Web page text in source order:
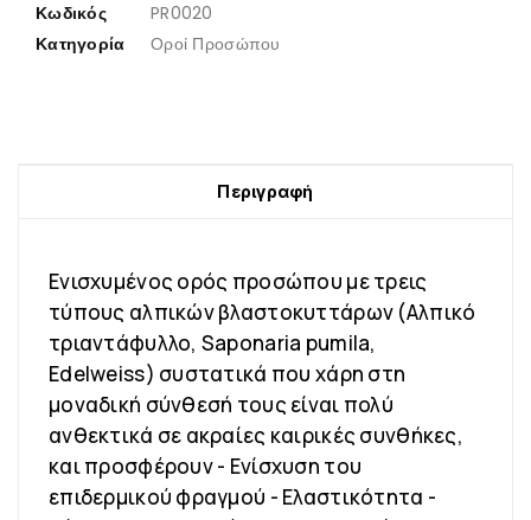
Κωδικός
PR0020
Κατηγορία
Οροί Προσώπου
Περιγραφή
Ενισχυμένος ορός προσώπου με τρεις
τύπους αλπικών βλαστοκυττάρων (Αλπικό
τριαντάφυλλο, Saponaria pumila,
Edelweiss) συστατικά που χάρη στη
μοναδική σύνθεσή τους είναι πολύ
ανθεκτικά σε ακραίες καιρικές συνθήκες,
και προσφέρουν - Ενίσχυση του
επιδερμικού φραγμού - Ελαστικότητα -